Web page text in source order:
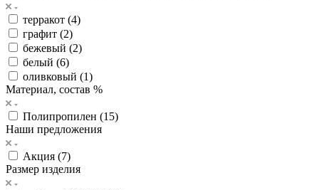
терракот (4)
графит (2)
бежевый (2)
белый (6)
оливковый (1)
Материал, состав %
Полипропилен (15)
Наши предложения
Акция (7)
Размер изделия